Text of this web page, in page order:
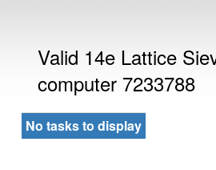
Valid 14e Lattice
computer 7233788
No tasks to display